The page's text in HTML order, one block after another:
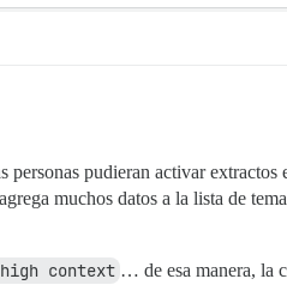
pudieran activar extractos
muchos datos a la lista de
context … de esa manera, la